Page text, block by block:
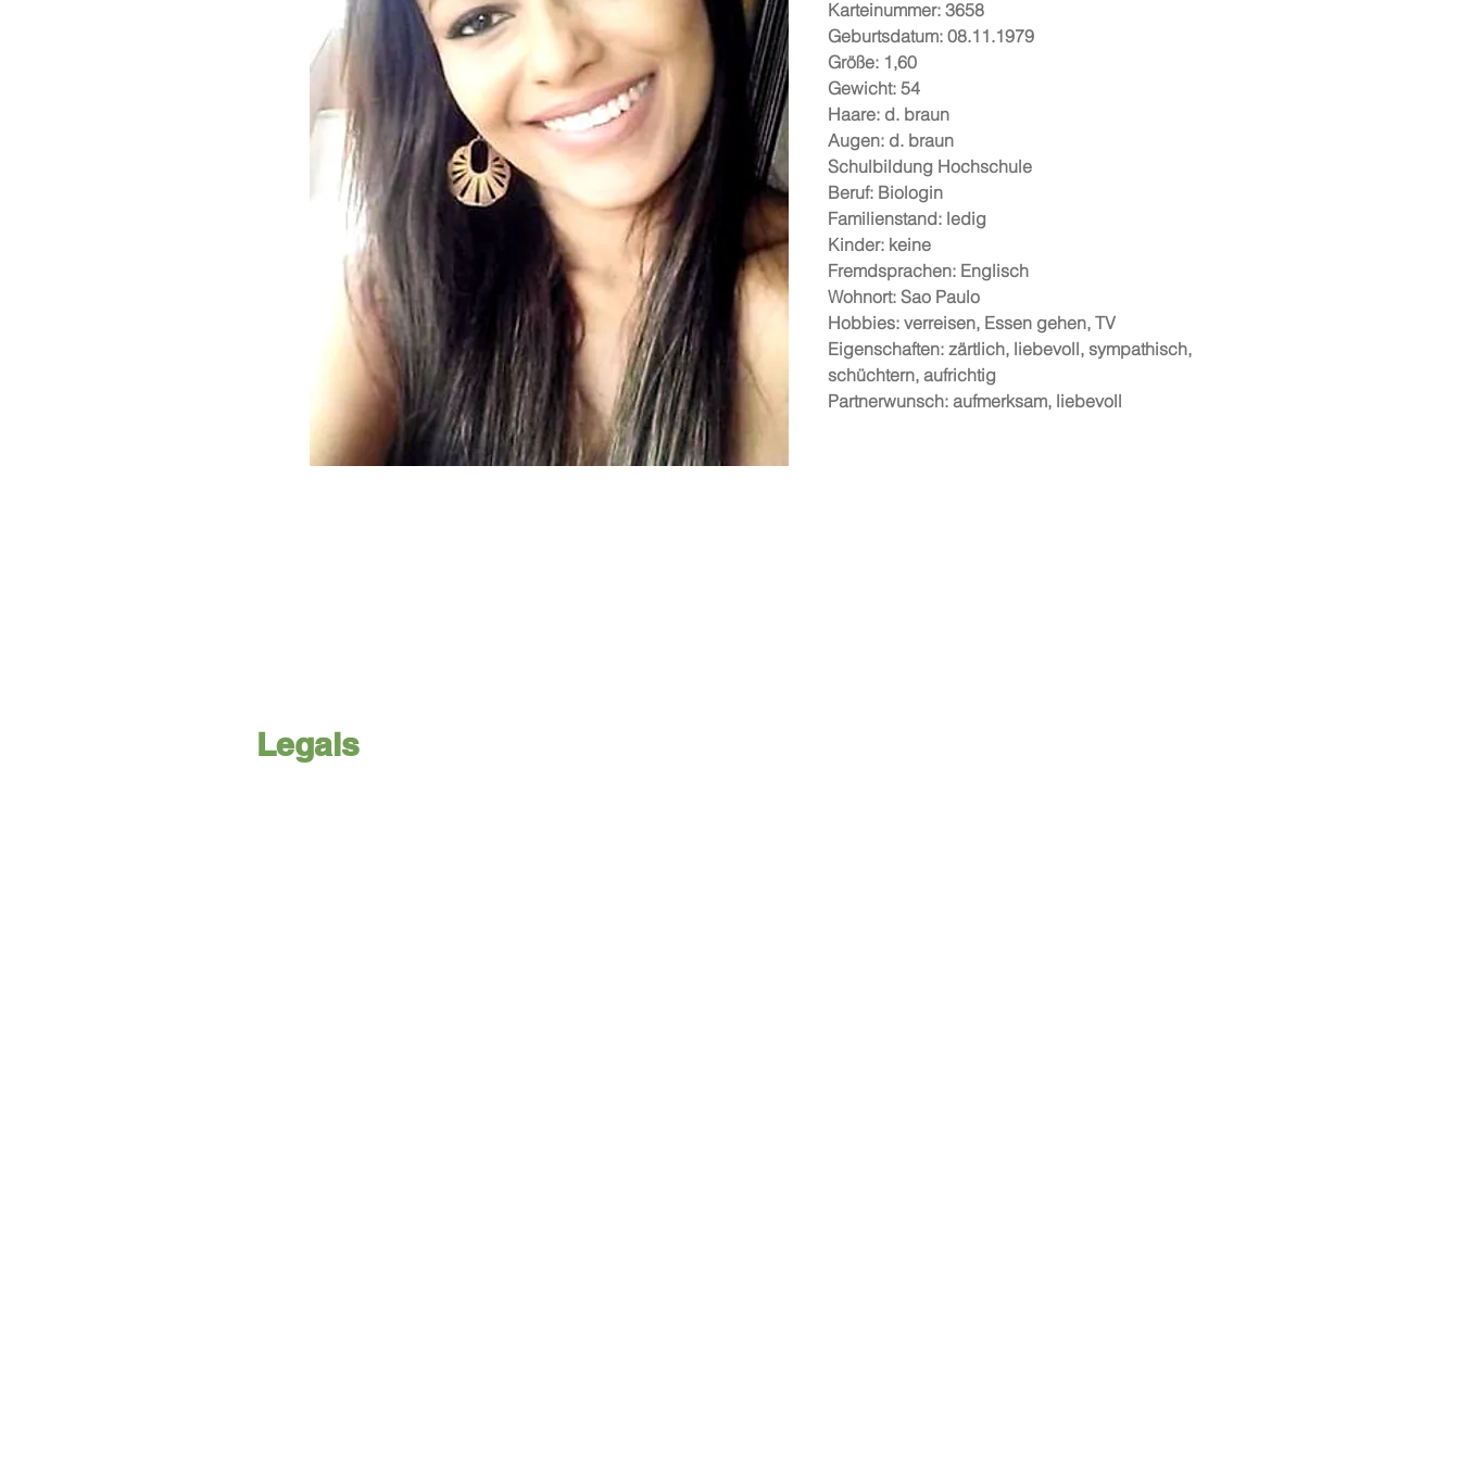
Karteinummer: 3658
Geburtsdatum: 08.11.1979
Größe: 1,60
Gewicht: 54
Haare: d. braun
Augen: d. braun
Schulbildung Hochschule
Beruf: Biologin
Familienstand: ledig
Kinder: keine
Fremdsprachen: Englisch
Wohnort: Sao Paulo
Hobbies: verreisen, Essen gehen, TV
Eigenschaften: zärtlich, liebevoll, sympathisch,
schüchtern, aufrichtig
Partnerwunsch: aufmerksam, liebevoll
Legals